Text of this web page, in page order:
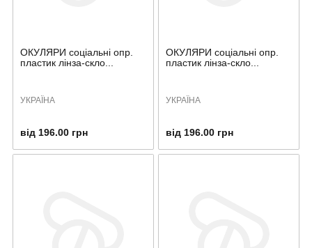
ОКУЛЯРИ соціальні опр.
пластик лінза-скло...
УКРАЇНА
від 196.00 грн
ОКУЛЯРИ соціальні опр.
пластик лінза-скло...
УКРАЇНА
від 196.00 грн